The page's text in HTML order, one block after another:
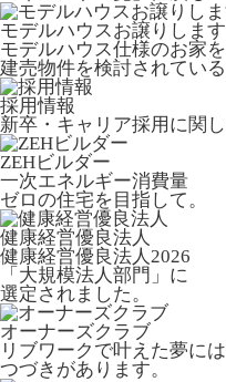
モデルハウスお譲りします
モデルハウス仕様のお家
建売物件を検討されてい
採用情報
新卒・キャリア採用に関し
ZEHビルダー
一次エネルギー消費量
ゼロの住宅を目指して。
健康経営優良法人
健康経営優良法人2026
「大規模法人部門」に
選定されました。
オーナーズクラブ
リブワークで叶えた夢には
つづきがあります。